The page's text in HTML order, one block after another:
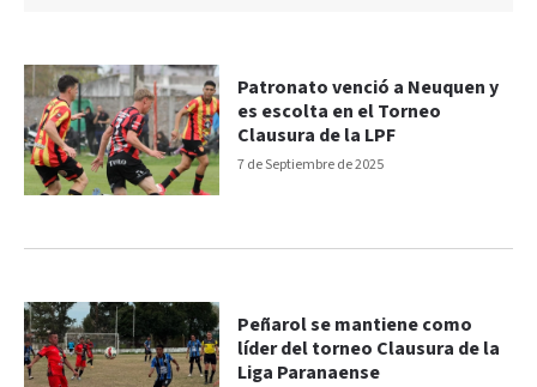
7 de Septiembre de 2025
Patronato venció a Neuquen y
es escolta en el Torneo
Clausura de la LPF
Peñarol se mantiene como
líder del torneo Clausura de la
Liga Paranaense